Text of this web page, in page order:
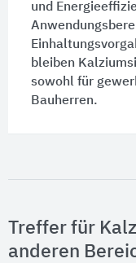
und
bleiben
sowohl für
Bauherren.
Treffer für
anderen